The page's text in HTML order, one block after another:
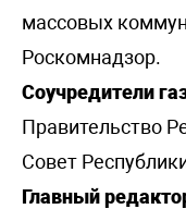
массовых
Роскомнадзор.
Соучредители
Правительство
Совет
Главный